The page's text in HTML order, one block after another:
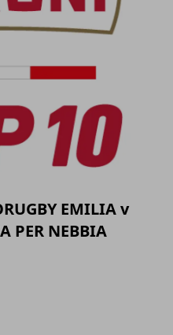
EMILIA v
PER NEBBIA